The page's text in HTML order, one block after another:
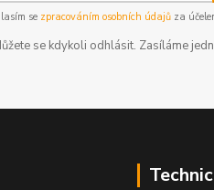
se zpracováním osobních údajůza
se kdykoli odhlásit. Zasíláme